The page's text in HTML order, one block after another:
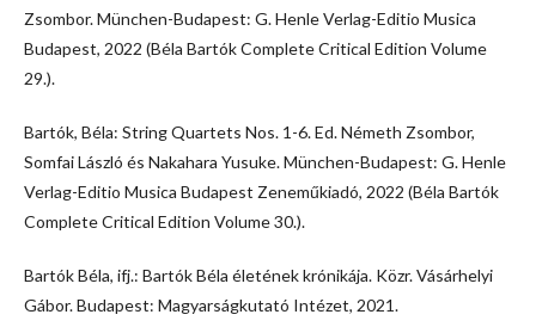
Zsombor. München-Budapest: G. Henle Verlag-Editio Musica
Budapest, 2022 (Béla Bartók Complete Critical Edition Volume
29.).
Bartók, Béla: String Quartets Nos. 1-6. Ed. Németh Zsombor,
Somfai László és Nakahara Yusuke. München-Budapest: G. Henle
Verlag-Editio Musica Budapest Zeneműkiadó, 2022 (Béla Bartók
Complete Critical Edition Volume 30.).
Bartók Béla, ifj.: Bartók Béla életének krónikája. Közr. Vásárhelyi
Gábor. Budapest: Magyarságkutató Intézet, 2021.